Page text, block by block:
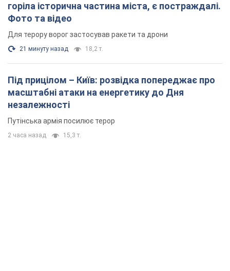
горіла історична частина міста, є постраждалі.
Фото та відео
Для терору ворог застосував ракети та дрони
21 минуту назад 18,2 т.
Під прицілом – Київ: розвідка попереджає про
масштабні атаки на енергетику до Дня
незалежності
Путінська армія посилює терор
2 часа назад 15,3 т.